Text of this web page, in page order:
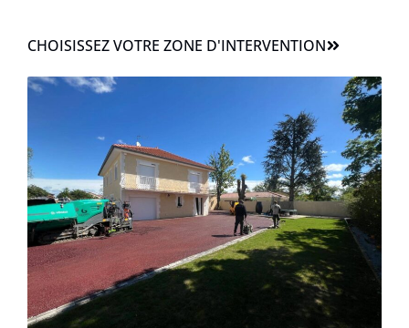
CHOISISSEZ VOTRE ZONE D'INTERVENTION